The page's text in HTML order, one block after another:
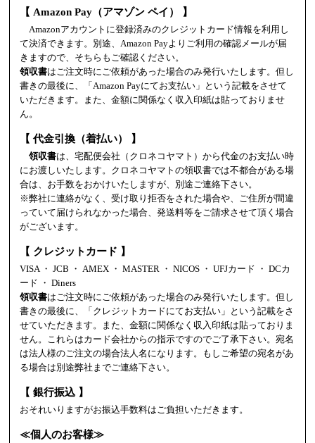
【 Amazon Pay（アマゾン ペイ） 】
Amazonアカウントに登録済みのクレジットカード情報を利用し
て決済できます。別途、Amazon Payよりご利用の確認メールが届
きますので、そちらもご確認ください。
領収書はご注文時にご依頼があった場合のみ発行いたします。但し
書きの最後に、「Amazon Payにてお支払い」という記載をさせて
いただきます。また、金額に関係なく収入印紙は貼っておりませ
ん。
【 代金引換（着払い） 】
領収書は、宅配便会社（クロネコヤマト）から代金のお支払い時
にお渡しいたします。クロネコヤマトの領収書では不都合がある場
合は、お手数をおかけいたしますが、別途ご連絡下さい。
※弊社に連絡がなく、受け取り拒否をされた場合や、ご住所が間違
っていて届けられなかった場合、発送料等をご請求させて頂く場合
がございます。
【 クレジットカード 】
VISA ・ JCB ・ AMEX ・ MASTER ・ NICOS ・ UFJカード ・ DCカ
ード ・ Diners
領収書はご注文時にご依頼があった場合のみ発行いたします。但し
書きの最後に、「クレジットカードにてお支払い」という記載をさ
せていただきます。また、金額に関係なく収入印紙は貼っておりま
せん。これらはカード会社からの指示ですのでご了承下さい。宛名
は法人様のご注文の場合法人名になります。もしご希望の宛名があ
る場合は別途弊社までご連絡下さい。
【 銀行振込 】
おそれいりますがお振込手数料はご負担いただきます。
≪個人のお客様≫